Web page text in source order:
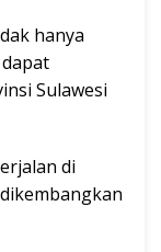
hanya
Sulawesi
di